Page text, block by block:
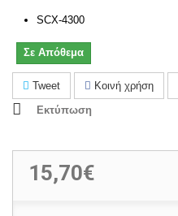
SCX-4300
Σε Απόθεμα
Tweet Κοινή χρήση
Εκτύπωση
15,70€